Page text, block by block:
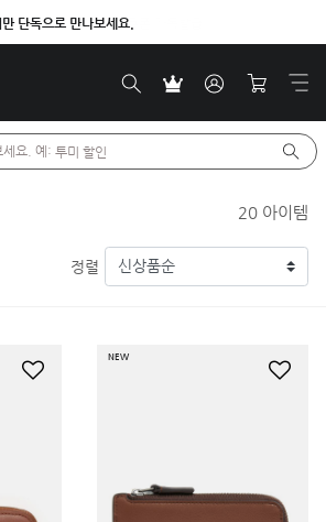
단독으로 만나보세요.
세요. 예: 투미 할인
20 아이템
정렬
NEW